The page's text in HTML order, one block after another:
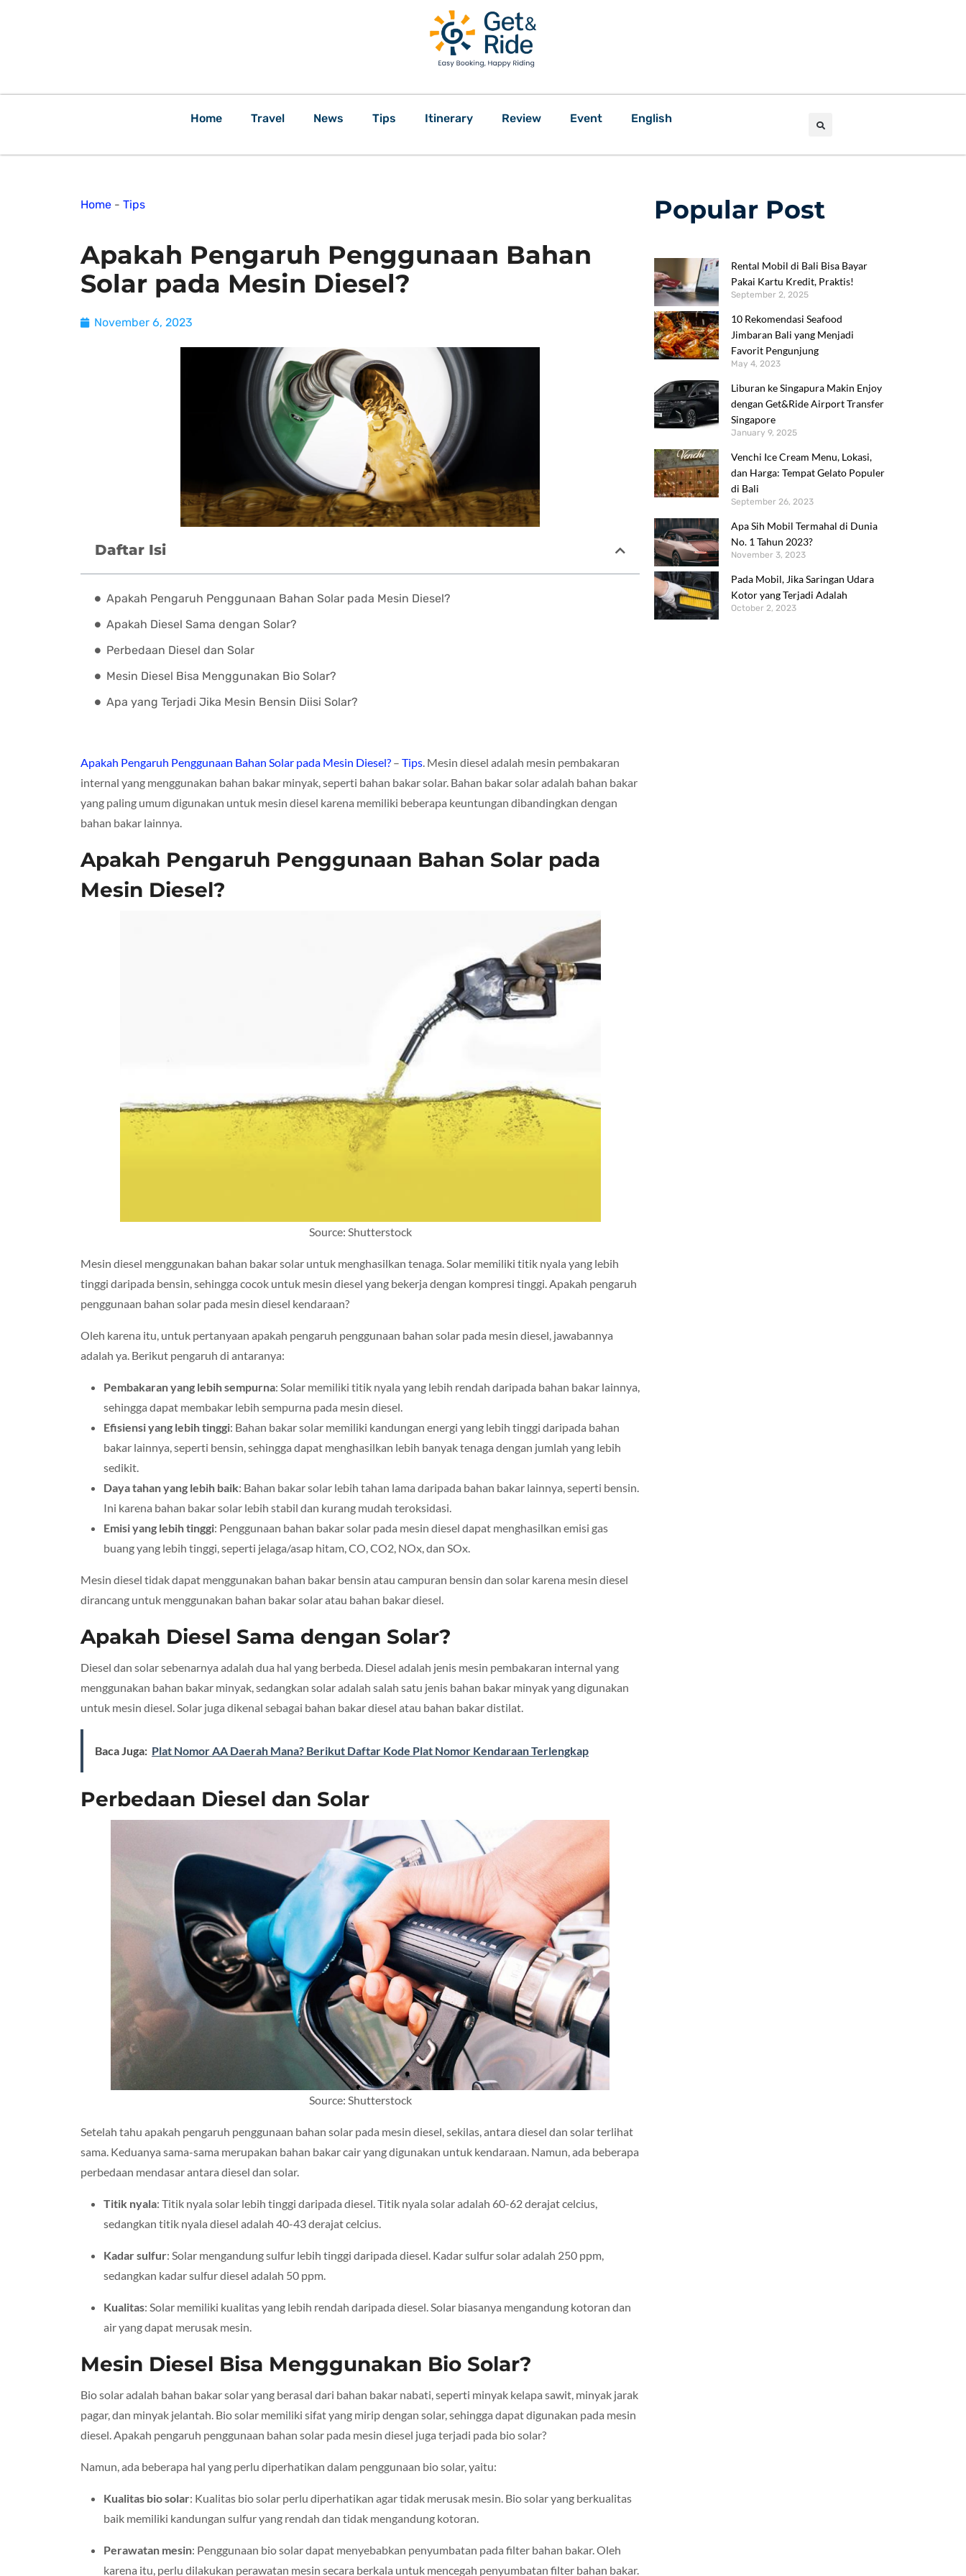
Home Travel News Tips Itinerary Review Event English
Home - Tips
Apakah Pengaruh Penggunaan Bahan
Solar pada Mesin Diesel?
November 6, 2023
Daftar Isi
Apakah Pengaruh Penggunaan Bahan Solar pada Mesin Diesel?
Apakah Diesel Sama dengan Solar?
Perbedaan Diesel dan Solar
Mesin Diesel Bisa Menggunakan Bio Solar?
Apa yang Terjadi Jika Mesin Bensin Diisi Solar?
Apakah Pengaruh Penggunaan Bahan Solar pada Mesin Diesel? – Tips. Mesin diesel adalah mesin pembakaran
internal yang menggunakan bahan bakar minyak, seperti bahan bakar solar. Bahan bakar solar adalah bahan bakar
yang paling umum digunakan untuk mesin diesel karena memiliki beberapa keuntungan dibandingkan dengan
bahan bakar lainnya.
Apakah Pengaruh Penggunaan Bahan Solar pada
Mesin Diesel?
Source: Shutterstock
Mesin diesel menggunakan bahan bakar solar untuk menghasilkan tenaga. Solar memiliki titik nyala yang lebih
tinggi daripada bensin, sehingga cocok untuk mesin diesel yang bekerja dengan kompresi tinggi. Apakah pengaruh
penggunaan bahan solar pada mesin diesel kendaraan?
Oleh karena itu, untuk pertanyaan apakah pengaruh penggunaan bahan solar pada mesin diesel, jawabannya
adalah ya. Berikut pengaruh di antaranya:
Pembakaran yang lebih sempurna: Solar memiliki titik nyala yang lebih rendah daripada bahan bakar lainnya,
sehingga dapat membakar lebih sempurna pada mesin diesel.
Efisiensi yang lebih tinggi: Bahan bakar solar memiliki kandungan energi yang lebih tinggi daripada bahan
bakar lainnya, seperti bensin, sehingga dapat menghasilkan lebih banyak tenaga dengan jumlah yang lebih
sedikit.
Daya tahan yang lebih baik: Bahan bakar solar lebih tahan lama daripada bahan bakar lainnya, seperti bensin.
Ini karena bahan bakar solar lebih stabil dan kurang mudah teroksidasi.
Emisi yang lebih tinggi: Penggunaan bahan bakar solar pada mesin diesel dapat menghasilkan emisi gas
buang yang lebih tinggi, seperti jelaga/asap hitam, CO, CO2, NOx, dan SOx.
Mesin diesel tidak dapat menggunakan bahan bakar bensin atau campuran bensin dan solar karena mesin diesel
dirancang untuk menggunakan bahan bakar solar atau bahan bakar diesel.
Apakah Diesel Sama dengan Solar?
Diesel dan solar sebenarnya adalah dua hal yang berbeda. Diesel adalah jenis mesin pembakaran internal yang
menggunakan bahan bakar minyak, sedangkan solar adalah salah satu jenis bahan bakar minyak yang digunakan
untuk mesin diesel. Solar juga dikenal sebagai bahan bakar diesel atau bahan bakar distilat.
Baca Juga: Plat Nomor AA Daerah Mana? Berikut Daftar Kode Plat Nomor Kendaraan Terlengkap
Perbedaan Diesel dan Solar
Source: Shutterstock
Setelah tahu apakah pengaruh penggunaan bahan solar pada mesin diesel, sekilas, antara diesel dan solar terlihat
sama. Keduanya sama-sama merupakan bahan bakar cair yang digunakan untuk kendaraan. Namun, ada beberapa
perbedaan mendasar antara diesel dan solar.
Titik nyala: Titik nyala solar lebih tinggi daripada diesel. Titik nyala solar adalah 60-62 derajat celcius,
sedangkan titik nyala diesel adalah 40-43 derajat celcius.
Kadar sulfur: Solar mengandung sulfur lebih tinggi daripada diesel. Kadar sulfur solar adalah 250 ppm,
sedangkan kadar sulfur diesel adalah 50 ppm.
Kualitas: Solar memiliki kualitas yang lebih rendah daripada diesel. Solar biasanya mengandung kotoran dan
air yang dapat merusak mesin.
Mesin Diesel Bisa Menggunakan Bio Solar?
Bio solar adalah bahan bakar solar yang berasal dari bahan bakar nabati, seperti minyak kelapa sawit, minyak jarak
pagar, dan minyak jelantah. Bio solar memiliki sifat yang mirip dengan solar, sehingga dapat digunakan pada mesin
diesel. Apakah pengaruh penggunaan bahan solar pada mesin diesel juga terjadi pada bio solar?
Namun, ada beberapa hal yang perlu diperhatikan dalam penggunaan bio solar, yaitu:
Kualitas bio solar: Kualitas bio solar perlu diperhatikan agar tidak merusak mesin. Bio solar yang berkualitas
baik memiliki kandungan sulfur yang rendah dan tidak mengandung kotoran.
Perawatan mesin: Penggunaan bio solar dapat menyebabkan penyumbatan pada filter bahan bakar. Oleh
karena itu, perlu dilakukan perawatan mesin secara berkala untuk mencegah penyumbatan filter bahan bakar.
Popular Post
Rental Mobil di Bali Bisa Bayar
Pakai Kartu Kredit, Praktis!
September 2, 2025
10 Rekomendasi Seafood
Jimbaran Bali yang Menjadi
Favorit Pengunjung
May 4, 2023
Liburan ke Singapura Makin Enjoy
dengan Get&Ride Airport Transfer
Singapore
January 9, 2025
Venchi Ice Cream Menu, Lokasi,
dan Harga: Tempat Gelato Populer
di Bali
September 26, 2023
Apa Sih Mobil Termahal di Dunia
No. 1 Tahun 2023?
November 3, 2023
Pada Mobil, Jika Saringan Udara
Kotor yang Terjadi Adalah
October 2, 2023